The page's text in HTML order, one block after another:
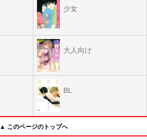
少女
大人向け
BL
▲ このページのトップへ